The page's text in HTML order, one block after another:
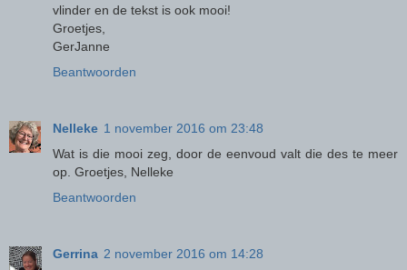
vlinder en de tekst is ook mooi!
Groetjes,
GerJanne
Beantwoorden
Nelleke 1 november 2016 om 23:48
Wat is die mooi zeg, door de eenvoud valt die des te meer
op. Groetjes, Nelleke
Beantwoorden
Gerrina 2 november 2016 om 14:28